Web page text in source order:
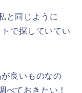
と同じように
で探していてい
良いものなの
べておきたい！